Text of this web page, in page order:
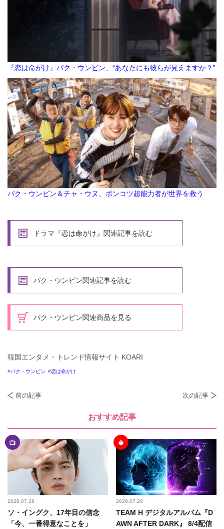
『恋は命がけ』パク・ウンビン、“あなたにも彼らが見えますか？”
パク・ウンビン＆チャ・ウヌ、ポンコツ超能力者が世界を救う
ドラマ『恋は命がけ』関連記事を読む
パク・ウンビン関連記事を読む
パク・ウンビン関連商品を見る
韓国エンタメ・トレンド情報サイト KOARI
パク・ウンビン 恋は命がけ
前の記事 次の記事
おすすめ記事
2026.07.28
ソ・イングク、17年目の信念
「今、一番得意なことを」
2026.07.28
TEAM H デジタルアルバム『D
AWN AFTER DARK』 8/4配信